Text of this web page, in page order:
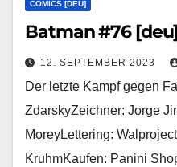
COMICS [DEU]
Batman #76
12. SEPTEMBER 2023
Der letzte Kampf gegen
ZdarskyZeichner: Jorge
MoreyLettering:
KruhmKaufen: Panini